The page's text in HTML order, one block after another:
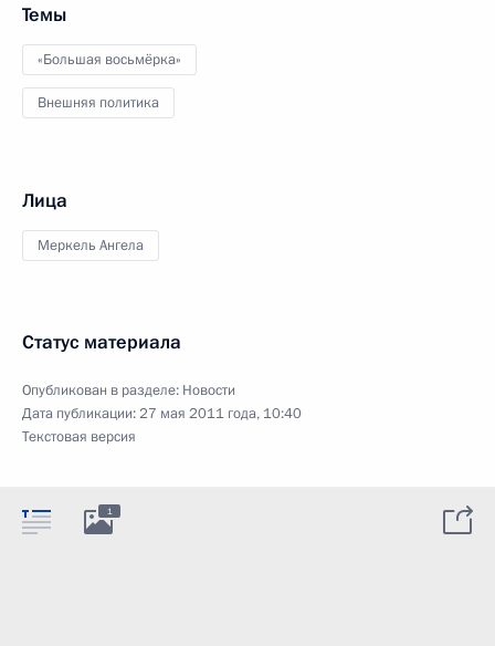
Темы
«Большая восьмёрка»
Внешняя политика
Лица
Меркель Ангела
Статус материала
Опубликован в разделе: Новости
Дата публикации:27 мая 2011 года, 10:40
Текстовая версия
1